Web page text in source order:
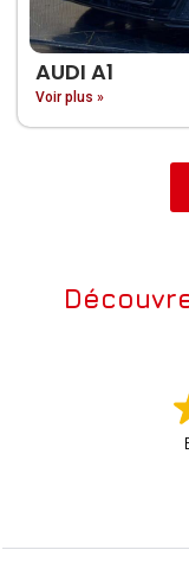
AUDI A1
Voir plus »